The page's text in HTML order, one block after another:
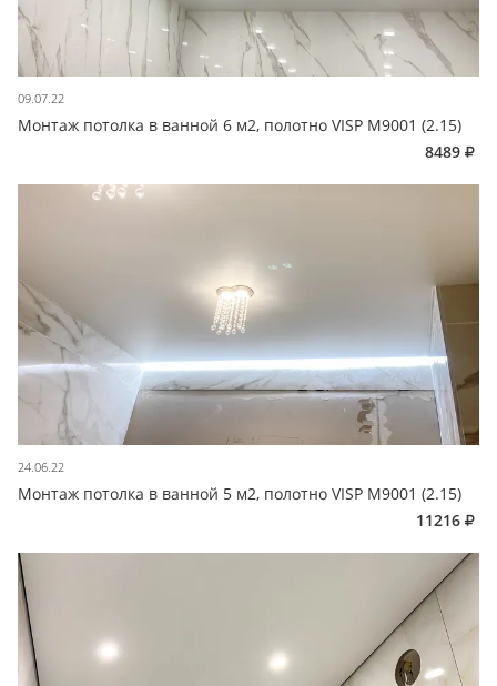
09.07.22
Монтаж потолка в ванной 6 м2, полотно VISP M9001 (2.15)
8489
24.06.22
Монтаж потолка в ванной 5 м2, полотно VISP M9001 (2.15)
11216